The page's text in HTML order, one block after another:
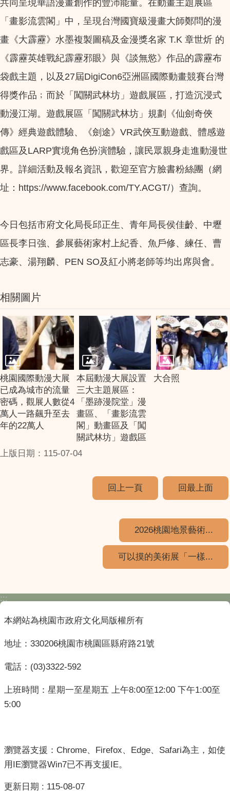
共同呈現華語漫畫創作的豐沛能量。在動畫主題展區
「畫影流雲閣」中，呈現台灣國寶級漫畫大師鄭問的漫
畫《大霹靂》水墨複製圖稿及金漫獎名家 T.K 章世炘 的
《霹靂英雄戰紀霹靂邪眼》與《談無慾》作品的霹靂布
袋戲主題，以及27屆DigiCon6亞洲區國際動畫競賽台灣
得獎作品﹔而於「闖關武林坊」遊戲展區，打造沉浸式
動漫江湖。遊戲展區「闖關武林坊」規劃《仙劍奇俠
傳》經典遊戲體驗、《劍途》VR武俠互動遊戲、體感遊
戲區及LARP實境角色扮演體驗，讓民眾親身走進動漫世
界。詳細活動及報名資訊，歡迎至官方臉書粉絲團（網
址：https://www.facebook.com/TY.ACGT/）查詢。
今日包括市府文化局長邱正生、青年局長侯佳齡、中壢
區長李日強、參展藝術家村上紀香、魚戶修、練任、曹
志豪、湯翔麟、PEN SO及紅小將老師等均出席與會。
相關圖片
桃園國際動漫大展
已成為城市的流量
密碼，觀展人數從4
萬人一路飆升至去
年的22萬人
本屆動漫大展設置
三大主題展區：
「墨跡漫院堂」漫
畫區、「畫影流雲
閣」動畫區及「闖
關武林坊」遊戲區
大合照
上版日期：115-07-04
回上一頁 回最上面
2026桃園地景藝術...
可以摸的美術展「一樣...
:::
本網站為桃園市政府文化局版權所有
地址：330206桃園市桃園區縣府路21號
電話：(03)3322-592
上班時間：星期一至星期五 上午8:00至12:00 下午1:00至
5:00
瀏覽器支援：Chrome、Firefox、Edge、Safari為主，如使
用IE瀏覽器Win7已不再支援IE。
更新日期 115-08-07